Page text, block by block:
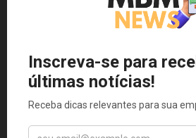
Photo by UX Indonesia /
Logotipo e Identidade Visual
A criação de um logotipo
visual consistente são elementos-
em todas as plataformas, desde o